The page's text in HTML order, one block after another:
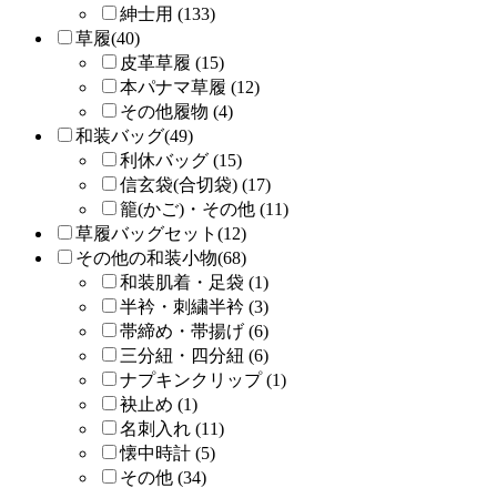
紳士用 (133)
草履(40)
皮革草履 (15)
本パナマ草履 (12)
その他履物 (4)
和装バッグ(49)
利休バッグ (15)
信玄袋(合切袋) (17)
籠(かご)・その他 (11)
草履バッグセット(12)
その他の和装小物(68)
和装肌着・足袋 (1)
半衿・刺繍半衿 (3)
帯締め・帯揚げ (6)
三分紐・四分紐 (6)
ナプキンクリップ (1)
袂止め (1)
名刺入れ (11)
懐中時計 (5)
その他 (34)